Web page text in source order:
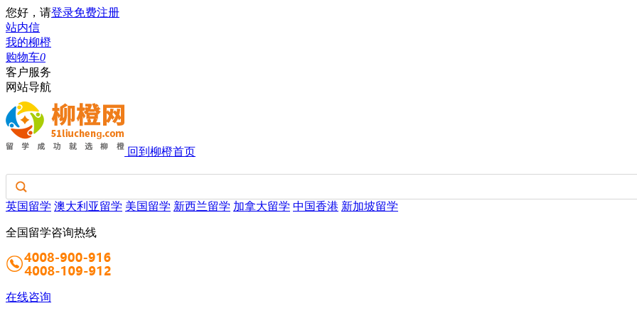
您好，请登录免费注册
站内信
我的柳橙
购物车0
客户服务
网站导航
回到柳橙首页
英国留学 澳大利亚留学 美国留学 新西兰留学 加拿大留学 中国香港 新加坡留学
全国留学咨询热线
在线咨询